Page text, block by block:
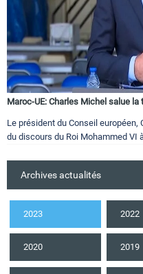
Maroc-UE: Charles Michel salue la
Le président du Conseil
du discours du Roi Mohammed VI
Archives actualités
2023 2022
2020 2019